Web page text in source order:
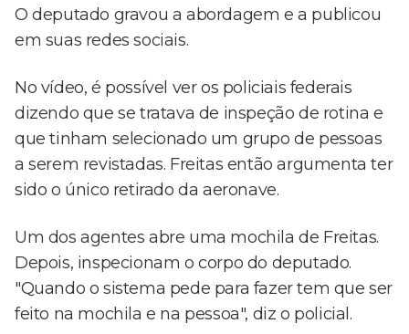
O deputado gravou a abordagem e a publicou
em suas redes sociais.
No vídeo, é possível ver os policiais federais
dizendo que se tratava de inspeção de rotina e
que tinham selecionado um grupo de pessoas
a serem revistadas. Freitas então argumenta ter
sido o único retirado da aeronave.
Um dos agentes abre uma mochila de Freitas.
Depois, inspecionam o corpo do deputado.
"Quando o sistema pede para fazer tem que ser
feito na mochila e na pessoa", diz o policial.